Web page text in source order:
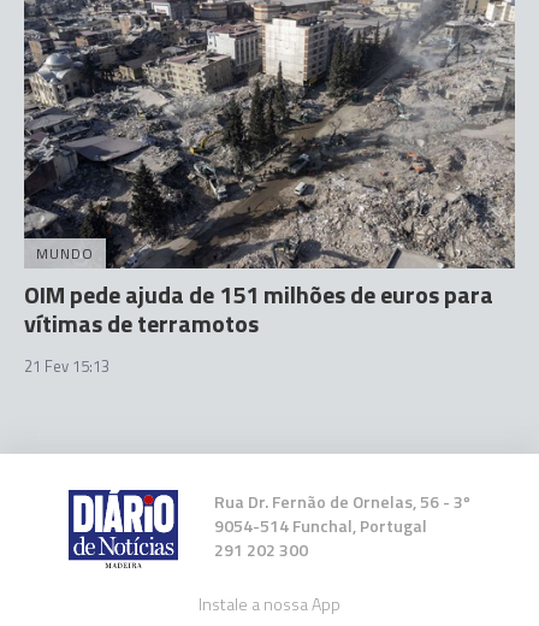
MUNDO
OIM pede ajuda de 151 milhões de euros para
vítimas de terramotos
21 Fev 15:13
Rua Dr. Fernão de Ornelas, 56 - 3º
9054-514 Funchal, Portugal
291 202 300
Instale a nossa App